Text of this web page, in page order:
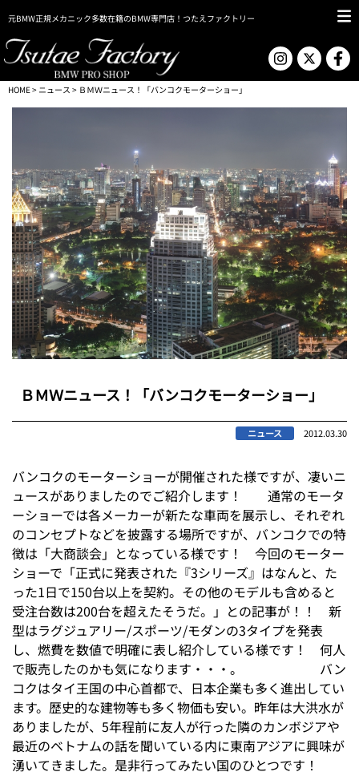
元BMW正規メカニック多数在籍のBMW専門店！つたえファクトリー
HOME> ニュース > ＢＭＷニュース！「バンコクモーターショー」
ＢＭＷニュース！「バンコクモーターショー」
ニュース 2012.03.30
バンコクのモーターショーが開催された様ですが、凄いニ
ュースがありましたのでご紹介します！ 通常のモータ
ーショーでは各メーカーが新たな車両を展示し、それぞれ
のコンセプトなどを披露する場所ですが、バンコクでの特
徴は「大商談会」となっている様です！ 今回のモーター
ショーで「正式に発表された『3シリーズ』はなんと、た
った1日で150台以上を契約。その他のモデルも含めると
受注台数は200台を超えたそうだ。」との記事が！！ 新
型はラグジュアリー/スポーツ/モダンの3タイプを発表
し、燃費を数値で明確に表し紹介している様です！ 何人
で販売したのかも気になります・・・。 バン
コクはタイ王国の中心首都で、日本企業も多く進出してい
ます。歴史的な建物等も多く物価も安い。昨年は大洪水が
ありましたが、5年程前に友人が行った隣のカンボジアや
最近のベトナムの話を聞いている内に東南アジアに興味が
湧いてきました。是非行ってみたい国のひとつです！